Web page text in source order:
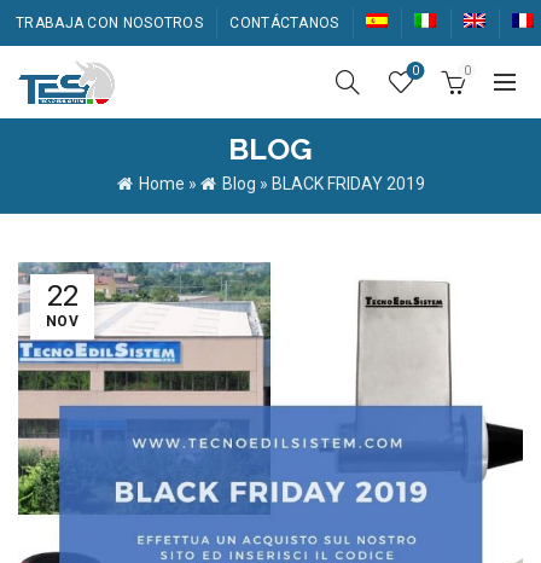
TRABAJA CON NOSOTROS CONTÁCTANOS
0 0
BLOG
Home » Blog » BLACK FRIDAY 2019
22
NOV